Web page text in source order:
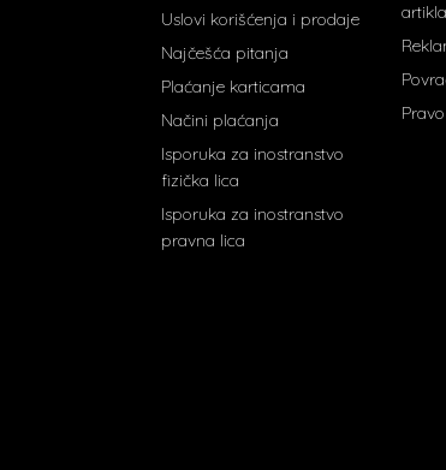
Uslovi korišćenja i prodaje
Najčešća pitanja
Plaćanje karticama
Načini plaćanja
Isporuka za inostranstvo
fizička lica
Isporuka za inostranstvo
pravna lica